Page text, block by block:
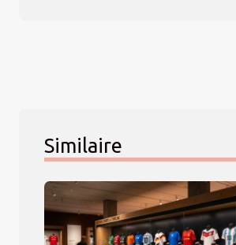
Similaire